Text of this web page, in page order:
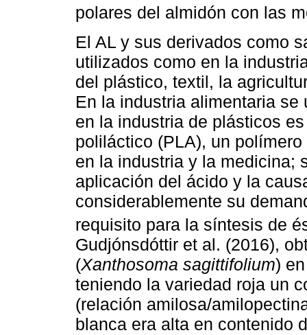
polares del almidón con las
El AL y sus derivados como
utilizados como en la
del plástico, textil, la
En la industria alimentaria
en la industria de plásticos
poliláctico (PLA), un
en la industria y la medicina;
aplicación del ácido y la
considerablemente su
requisito para la síntesis de
Gudjónsdóttir et al. (2016),
(Xanthosoma sagittifolium)
teniendo la variedad roja un
(relación amilosa/
blanca era alta en contenido